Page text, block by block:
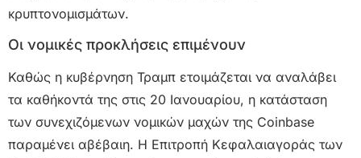
κρυπτονομισμάτων.
Οι νομικές προκλήσεις επιμένουν
Καθώς η κυβέρνηση Τραμπ ετοιμάζεται να αναλάβει
τα καθήκοντά της στις 20 Ιανουαρίου, η κατάσταση
των συνεχιζόμενων νομικών μαχών της Coinbase
παραμένει αβέβαιη. Η Επιτροπή Κεφαλαιαγοράς των